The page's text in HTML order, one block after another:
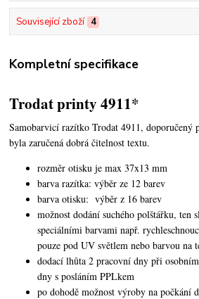
Související zboží 4
Kompletní specifikace
Trodat printy 4911*
Samobarvicí razítko Trodat 4911, doporučený
byla zaručená dobrá čitelnost textu.
rozměr otisku je max 37x13 mm
barva razítka: výběr ze 12 barev
barva otisku: výběr z 16 barev
možnost dodání suchého polštářku, ten
speciálními barvami např.
pouze pod UV světlem nebo barvou na
dodací lhůta 2 pracovní dny při
dny s posláním PPLkem
po dohodě možnost výroby na počkání